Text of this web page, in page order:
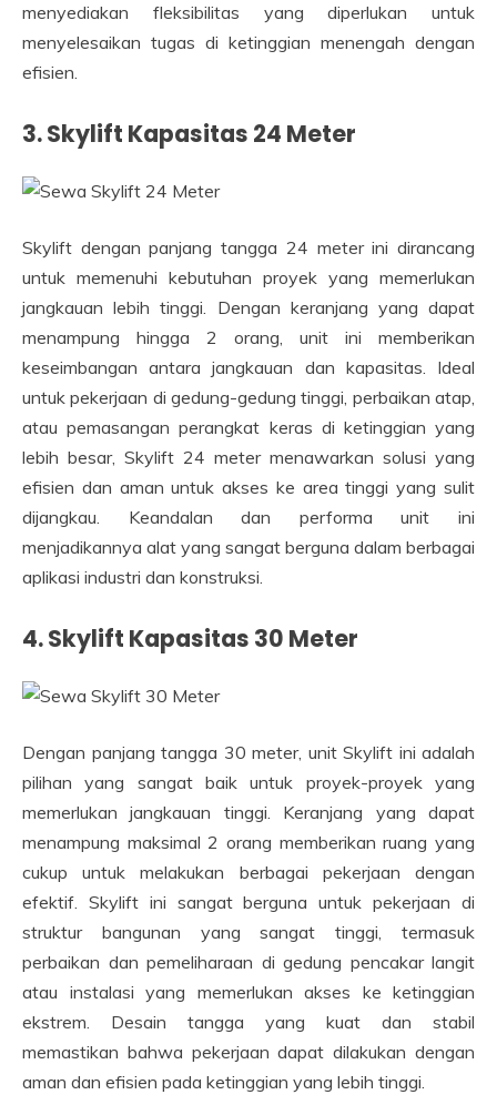
menyediakan fleksibilitas yang diperlukan untuk
menyelesaikan tugas di ketinggian menengah dengan
efisien.
3. Skylift Kapasitas 24 Meter
Skylift dengan panjang tangga 24 meter ini dirancang
untuk memenuhi kebutuhan proyek yang memerlukan
jangkauan lebih tinggi. Dengan keranjang yang dapat
menampung hingga 2 orang, unit ini memberikan
keseimbangan antara jangkauan dan kapasitas. Ideal
untuk pekerjaan di gedung-gedung tinggi, perbaikan atap,
atau pemasangan perangkat keras di ketinggian yang
lebih besar, Skylift 24 meter menawarkan solusi yang
efisien dan aman untuk akses ke area tinggi yang sulit
dijangkau. Keandalan dan performa unit ini
menjadikannya alat yang sangat berguna dalam berbagai
aplikasi industri dan konstruksi.
4. Skylift Kapasitas 30 Meter
Dengan panjang tangga 30 meter, unit Skylift ini adalah
pilihan yang sangat baik untuk proyek-proyek yang
memerlukan jangkauan tinggi. Keranjang yang dapat
menampung maksimal 2 orang memberikan ruang yang
cukup untuk melakukan berbagai pekerjaan dengan
efektif. Skylift ini sangat berguna untuk pekerjaan di
struktur bangunan yang sangat tinggi, termasuk
perbaikan dan pemeliharaan di gedung pencakar langit
atau instalasi yang memerlukan akses ke ketinggian
ekstrem. Desain tangga yang kuat dan stabil
memastikan bahwa pekerjaan dapat dilakukan dengan
aman dan efisien pada ketinggian yang lebih tinggi.